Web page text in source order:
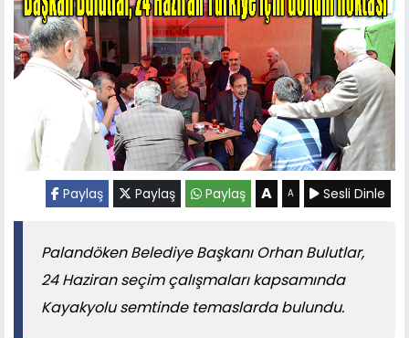
Paylaş Paylaş Paylaş A A Sesli Dinle
Palandöken Belediye Başkanı Orhan Bulutlar,
24 Haziran seçim çalışmaları kapsamında
Kayakyolu semtinde temaslarda bulundu.